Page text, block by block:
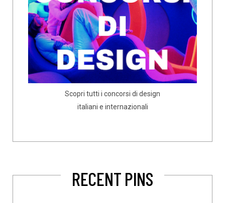
Scopri tutti i concorsi di design
italiani e internazionali
RECENT PINS